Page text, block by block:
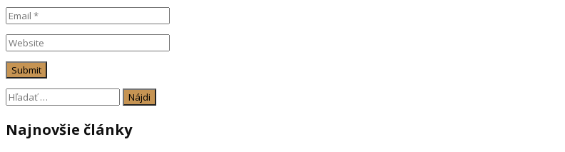
Hľadať:
Najnovšie články